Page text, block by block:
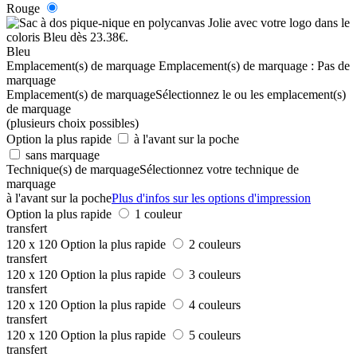
Rouge
Bleu
Emplacement(s) de marquage Emplacement(s) de marquage : Pas de
marquage
Emplacement(s) de marquageSélectionnez le ou les emplacement(s)
de marquage
(plusieurs choix possibles)
Option la plus rapide
à l'avant sur la poche
sans marquage
Technique(s) de marquageSélectionnez votre technique de
marquage
à l'avant sur la pochePlus d'infos sur les options d'impression
Option la plus rapide
1 couleur
transfert
120 x 120 Option la plus rapide
2 couleurs
transfert
120 x 120 Option la plus rapide
3 couleurs
transfert
120 x 120 Option la plus rapide
4 couleurs
transfert
120 x 120 Option la plus rapide
5 couleurs
transfert